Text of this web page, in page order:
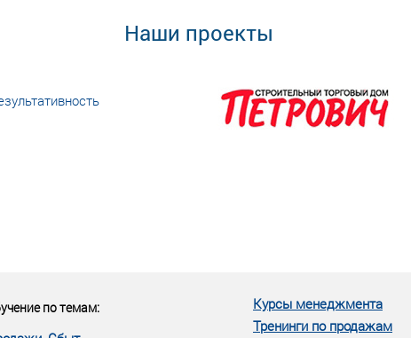
Наши проекты
по темам:
Курсы менеджмента
Тренинги по продажам